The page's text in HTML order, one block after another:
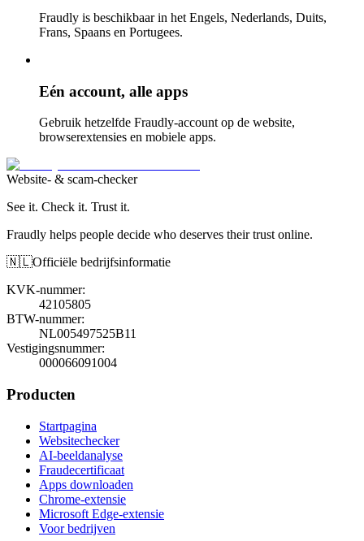
Fraudly is beschikbaar in het Engels, Nederlands, Duits,
Frans, Spaans en Portugees.
Eén account, alle apps
Gebruik hetzelfde Fraudly-account op de website,
browserextensies en mobiele apps.
Website- & scam-checker
See it. Check it. Trust it.
Fraudly helps people decide who deserves their trust online.
🇳🇱Officiële bedrijfsinformatie
KVK-nummer:
42105805
BTW-nummer:
NL005497525B11
Vestigingsnummer:
000066091004
Producten
Startpagina
Websitechecker
AI-beeldanalyse
Fraudecertificaat
Apps downloaden
Chrome-extensie
Microsoft Edge-extensie
Voor bedrijven